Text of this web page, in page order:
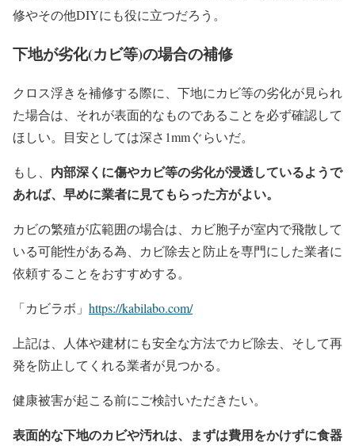
修やその他DIYにも役に立つだろう。
下地が劣化(カビ等)の場合の補修
クロス浮きを補修する際に、下地にカビ等の劣化が見られ
た場合は、それが表面的なものであることを必ず確認して
ほしい。目安としては深さ1mmぐらいだ。
もし、 内部深くに傷やカビ等の劣化が浸透しているようで
あれば、早めに業者に見てもらった方がよい。
カビの繁殖が広範囲の場合は、カビ胞子が室内で飛散して
いる可能性がある為、カビ除去と防止を専門にした業者に
依頼することをおすすめする。
「カビラボ」 https://kabilabo.com/
上記は、人体や建材にも安全な方法でカビ除去、そして再
発を防止してくれる業者が見つかる。
健康被害が起こる前にご検討いただきたい。
表面的な下地のカビや汚れは、まずは費用をかけずに食器